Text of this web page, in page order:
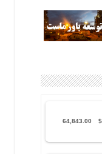
$
64,843.00